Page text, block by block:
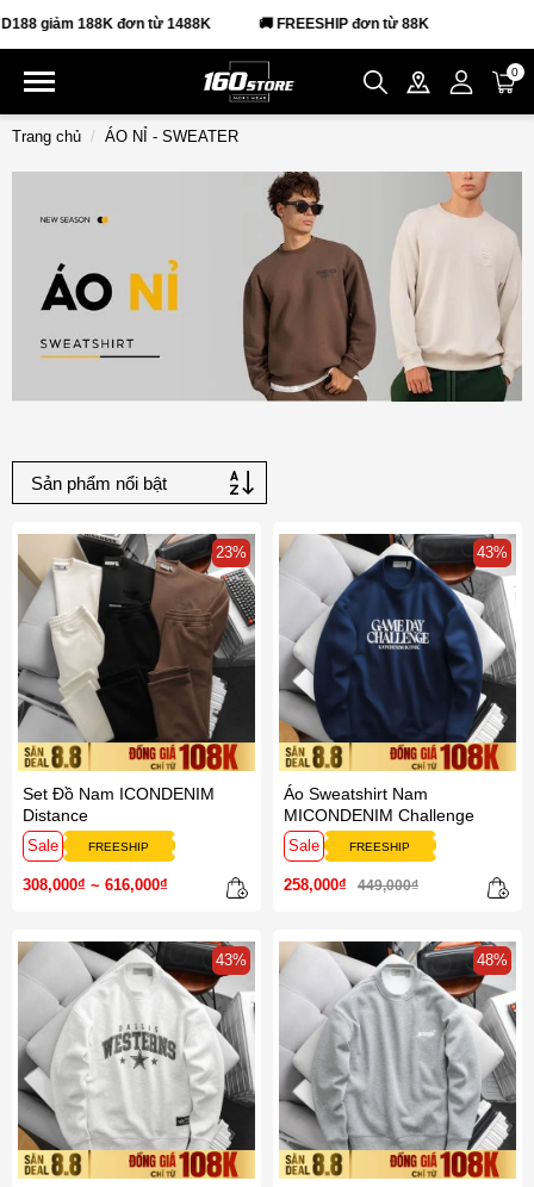
giảm 188K đơn từ 1488K 🚚 FREESHIP đơn từ 88K
0
Trang chủ ÁO NỈ - SWEATER
23%
Set Đồ Nam ICONDENIM
Distance
Sale FREESHIP
308,000₫ ~ 616,000₫
43%
Áo Sweatshirt Nam
MICONDENIM Challenge
Sale FREESHIP
258,000₫ 449,000₫
43% 48%